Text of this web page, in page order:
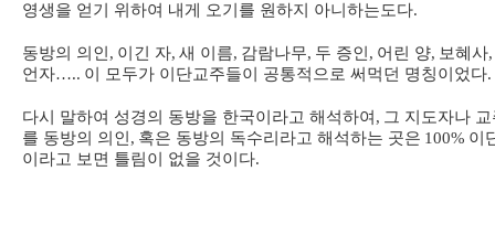
영생을 얻기 위하여 내게 오기를 원하지 아니하는도다.
동방의 의인 , 이긴 자, 새 이름, 감람나무, 두 증인 , 어린 양, 보혜사,
언자….. 이 모두가 이단교주들이 공통적으로 써먹던 명칭이었다.
다시 말하여 성경의 동방을 한국이라고 해석하여 , 그 지도자나 교
를 동방의 의인 , 혹은 동방의 독수리라고 해석하는 곳은 100% 이
이라고 보면 틀림이 없을 것이다.